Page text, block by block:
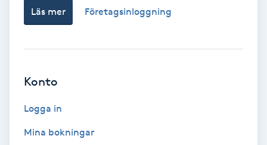
Naprapati
Ny frisyr
Läs mer Företagsinloggning
Konto
Logga in
Mina bokningar